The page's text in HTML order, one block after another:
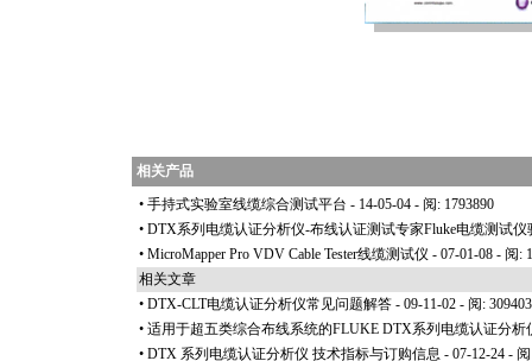
相关产品
• 手持式实验室线缆综合测试平台 - 14-05-04 - 阅: 1793890
• DTX系列电缆认证分析仪-布线认证测试专家Fluke电缆测试仪
• MicroMapper Pro VDV Cable Tester线缆测试仪 - 07-01-08 - 阅:
相关文章
• DTX-CLT电缆认证分析仪常见问题解答 - 09-11-02 - 阅: 309403
• 适用于超五类综合布线系统的FLUKE DTX系列电缆认证分析
• DTX 系列电缆认证分析仪 技术指标与订购信息 - 07-12-24 -